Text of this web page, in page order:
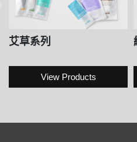
艾草系列
View Products